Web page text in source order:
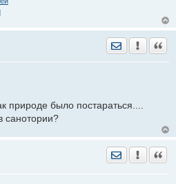
Отправить
природе было постараться....
санотории?
Отправить